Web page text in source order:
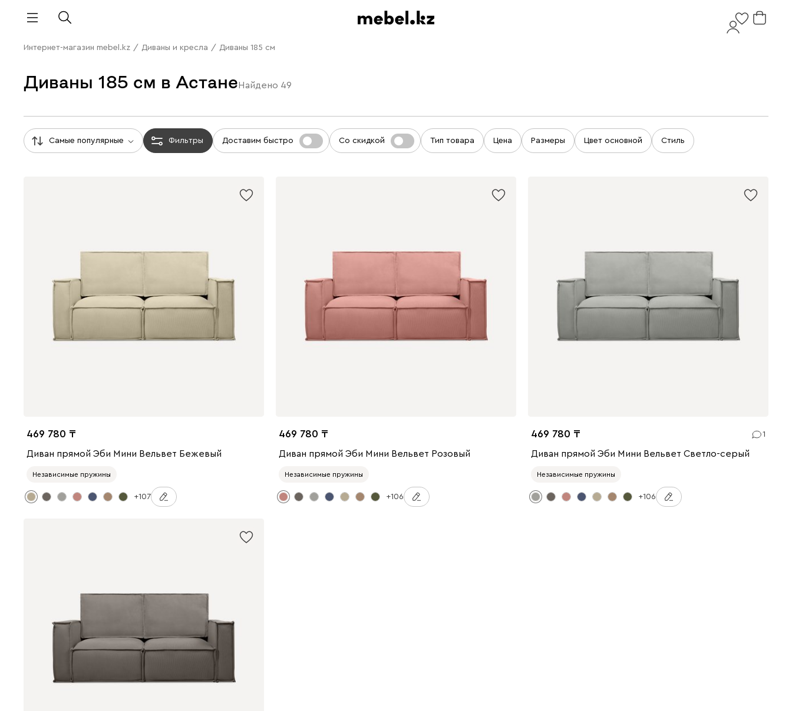
Интернет-магазин mebel.kz / Диваны и кресла / Диваны 185 см
Диваны 185 см в Астане Найдено 49
Самые популярные Фильтры Доставим быстро Со скидкой Тип товара Цена Размеры Цвет основной Стиль
469 780
Диван прямой Эби Мини Вельвет Бежевый
Независимые пружины
+107
469 780
Диван прямой Эби Мини Вельвет Розовый
Независимые пружины
+106
469 780 1
Диван прямой Эби Мини Вельвет Светло-серый
Независимые пружины
+106